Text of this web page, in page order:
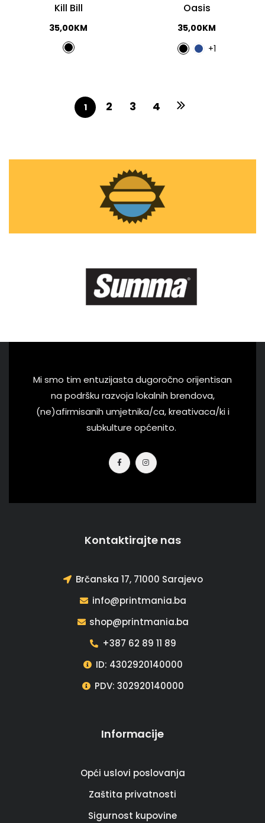
Kill Bill
35,00KM
Oasis
35,00KM
+1
1 2 3 4
Mi smo tim entuzijasta dugoročno orijentisan
na podršku razvoja lokalnih brendova,
(ne)afirmisanih umjetnika/ca, kreativaca/ki i
subkulture općenito.
Kontaktirajte nas
Brčanska 17, 71000 Sarajevo
info@printmania.ba
shop@printmania.ba
+387 62 89 11 89
ID: 4302920140000
PDV: 302920140000
Informacije
Opći uslovi poslovanja
Zaštita privatnosti
Sigurnost kupovine